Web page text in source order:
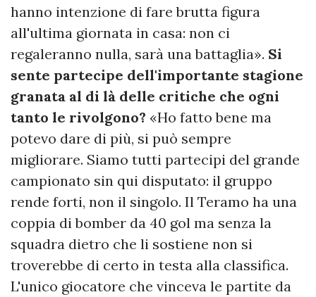
hanno intenzione di fare brutta figura
all'ultima giornata in casa: non ci
regaleranno nulla, sarà una battaglia». Si
sente partecipe dell'importante stagione
granata al di là delle critiche che ogni
tanto le rivolgono? «Ho fatto bene ma
potevo dare di più, si può sempre
migliorare. Siamo tutti partecipi del grande
campionato sin qui disputato: il gruppo
rende forti, non il singolo. Il Teramo ha una
coppia di bomber da 40 gol ma senza la
squadra dietro che li sostiene non si
troverebbe di certo in testa alla classifica.
L'unico giocatore che vinceva le partite da